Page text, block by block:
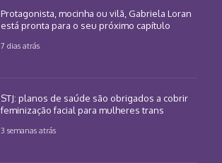
Protagonista, mocinha ou vilã, Gabriela Loran
está pronta para o seu próximo capítulo
7 dias atrás
STJ: planos de saúde são obrigados a cobrir
feminização facial para mulheres trans
3 semanas atrás